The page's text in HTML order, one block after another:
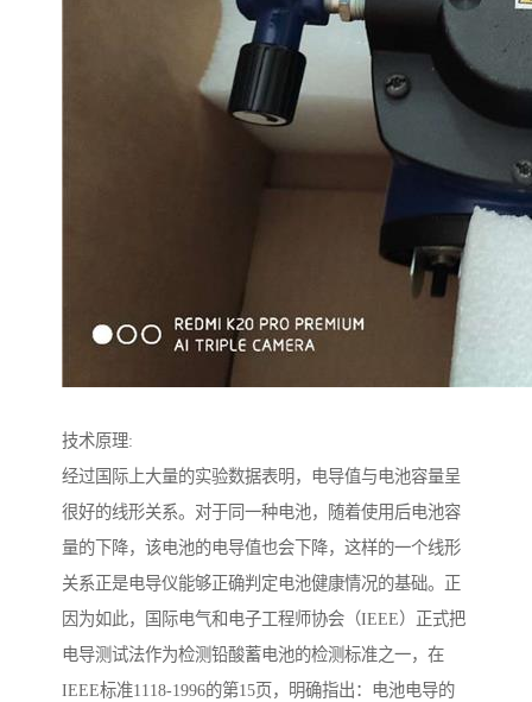
技术原理:
经过国际上大量的实验数据表明，电导值与电池容量呈
很好的线形关系。对于同一种电池，随着使用后电池容
量的下降，该电池的电导值也会下降，这样的一个线形
关系正是电导仪能够正确判定电池健康情况的基础。正
因为如此，国际电气和电子工程师协会（IEEE）正式把
电导测试法作为检测铅酸蓄电池的检测标准之一，在
IEEE标准1118-1996的第15页，明确指出：电池电导的